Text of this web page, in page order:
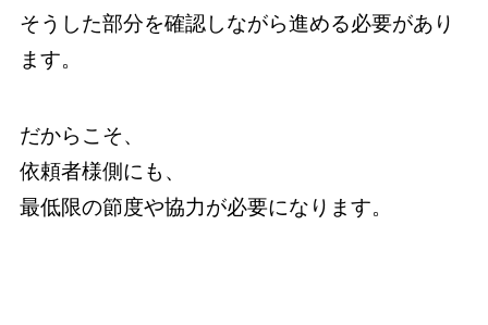
そうした部分を確認しながら進める必要があり
ます。
だからこそ、
依頼者様側にも、
最低限の節度や協力が必要になります。